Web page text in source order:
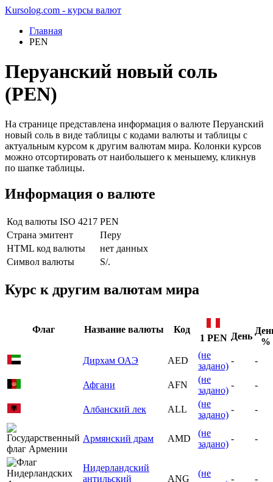
Kursolog.com - курсы валют
Главная
PEN
Перуанский новый соль
(PEN)
На странице представлена информация о валюте Перуанский
новый соль в виде таблицы с кодами валюты и таблицы с
актуальным курсом к другим валютам мира. Колонки курсов
можно отсортировать от наибольшего к меньшему, кликнув
по шапке таблицы.
Информация о валюте
Код валюты ISO 4217 PEN
Страна эмитент
Перу
HTML код валюты
нет данных
Символ валюты
S/.
Курс к другим валютам мира
Флаг Название валюты
Код
1 PEN День
%
Дирхам ОАЭ
AED
(не
задано)
- -
Афгани AFN
(не
задано)
- -
Албанский лек ALL
(не
задано)
- -
Армянский драм AMD
(не
задано)
- -
Нидерландский
антильский
ANG
(не
- -